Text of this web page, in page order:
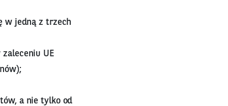
w jedną z trzech
UE
a nie tylko od